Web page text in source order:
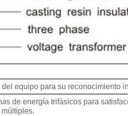
del equipo para su reconocimiento
de energía trifásicos para